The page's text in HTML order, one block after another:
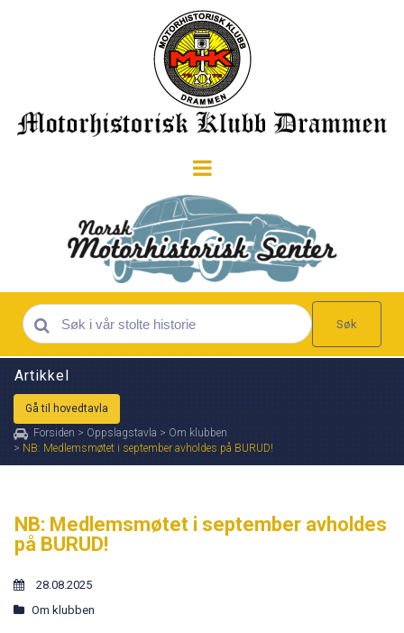
Søk
Artikkel
Gå til hovedtavla
Forsiden > Oppslagstavla > Om klubben
> NB: Medlemsmøtet i september avholdes på BURUD!
NB: Medlemsmøtet i september avholdes
på BURUD!
28.08.2025
Om klubben